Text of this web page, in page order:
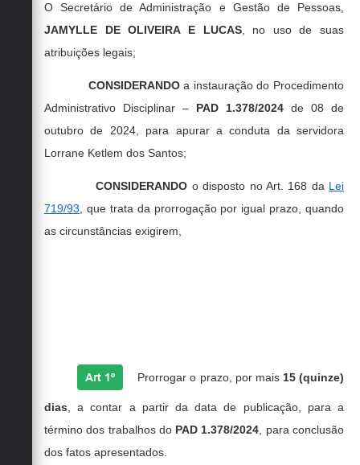
Telefones Úteis
Secretarias
O Secretário de Administração e Gestão de Pessoas,
JAMYLLE DE OLIVEIRA E LUCAS, no uso de suas
atribuições legais;
CONSIDERANDOa instauração do Procedimento
Administrativo Disciplinar – PAD 1.378/2024 de 08 de
outubro de 2024, para apurar a conduta da servidora
Lorrane Ketlem dos Santos;
CONSIDERANDO o disposto no Art. 168 da Lei
719/93, que trata da prorrogação por igual prazo, quando
as circunstâncias exigirem,
Art 1º Prorrogar o prazo, por mais 15 (quinze)
dias, a contar a partir da data de publicação, para a
término dos trabalhos do PAD 1.378/2024, para conclusão
dos fatos apresentados.